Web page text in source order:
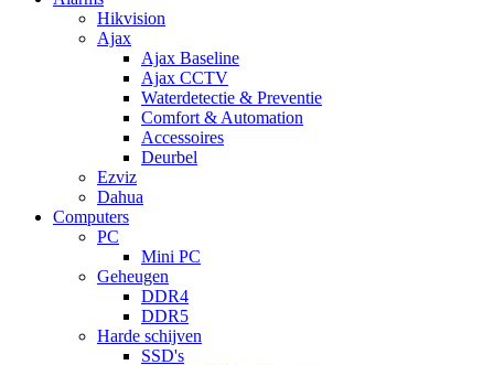
Hikvision
Ajax
Ajax Baseline
Ajax CCTV
Waterdetectie & Preventie
Comfort & Automation
Accessoires
Deurbel
Ezviz
Dahua
Computers
PC
Mini PC
Geheugen
DDR4
DDR5
Harde schijven
SSD's